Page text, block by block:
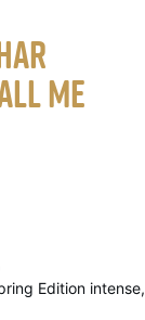
Me
Edition intense,